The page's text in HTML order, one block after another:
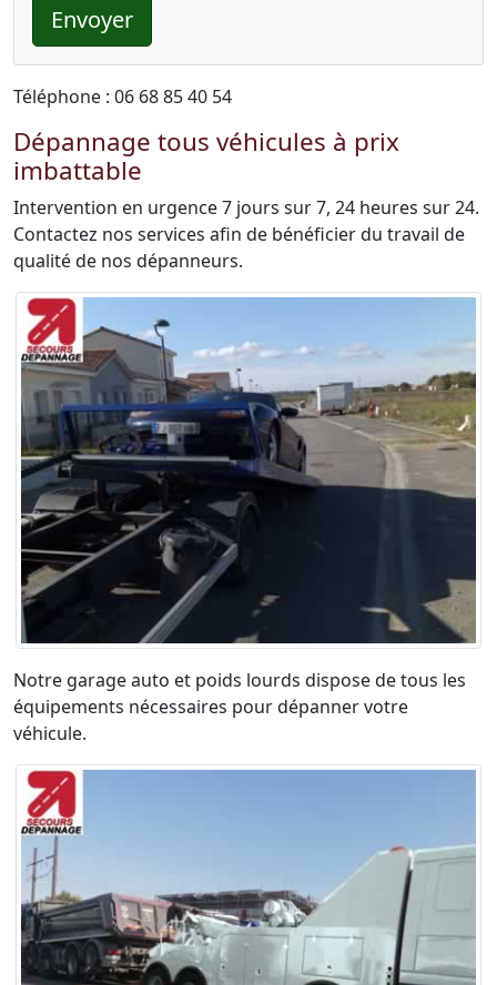
Envoyer
Téléphone : 06 68 85 40 54
Dépannage tous véhicules à prix
imbattable
Intervention en urgence 7 jours sur 7, 24 heures sur 24.
Contactez nos services afin de bénéficier du travail de
qualité de nos dépanneurs.
Notre garage auto et poids lourds dispose de tous les
équipements nécessaires pour dépanner votre
véhicule.